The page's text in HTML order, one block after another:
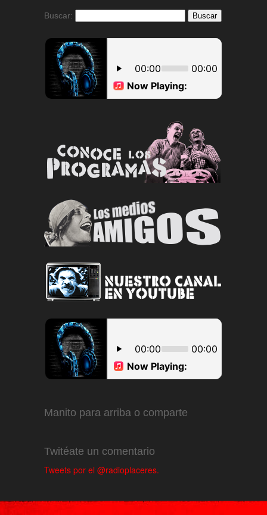
Buscar:
Manito para arriba o comparte
Twitéate un comentario
Tweets por el @radioplaceres.